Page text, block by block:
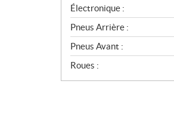
Électronique :
Pneus Arrière :
Pneus Avant :
Roues :